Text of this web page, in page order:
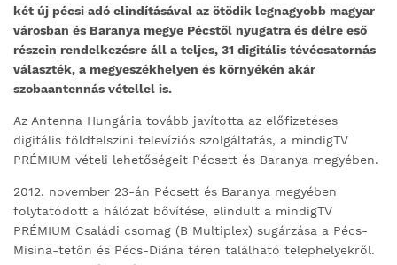
két új pécsi adó elindításával az ötödik legnagyobb magyar
városban és Baranya megye Pécstől nyugatra és délre eső
részein rendelkezésre áll a teljes, 31 digitális tévécsatornás
választék, a megyeszékhelyen és környékén akár
szobaantennás vétellel is.
Az Antenna Hungária tovább javította az előfizetéses
digitális földfelszíni televíziós szolgáltatás, a mindigTV
PRÉMIUM vételi lehetőségeit Pécsett és Baranya megyében.
2012. november 23-án Pécsett és Baranya megyében
folytatódott a hálózat bővítése, elindult a mindigTV
PRÉMIUM Családi csomag (B Multiplex) sugárzása a Pécs-
Misina-tetőn és Pécs-Diána téren található telephelyekről.